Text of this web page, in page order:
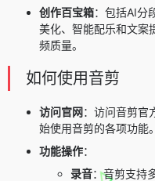
创作百宝箱：包括AI分
美化、智能配乐和文案
频质量。
如何使用音剪
访问官网：访问音剪官
始使用音剪的各项功能。
功能操作：
录音：音剪支持